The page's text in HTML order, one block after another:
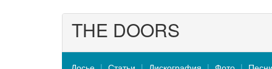
THE DOORS